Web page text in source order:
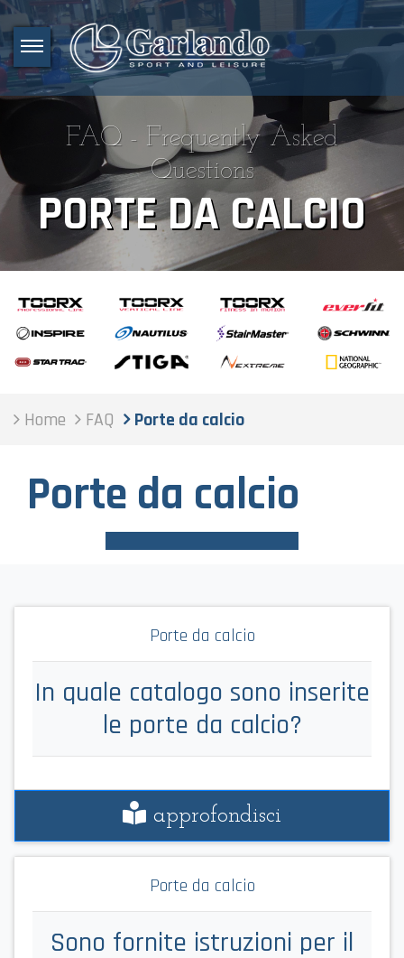
FAQ - Frequently Asked
Questions
PORTE DA CALCIO
Home FAQ Porte da calcio
Porte da calcio
Porte da calcio
In quale catalogo sono inserite
le porte da calcio?
approfondisci
Porte da calcio
Sono fornite istruzioni per il